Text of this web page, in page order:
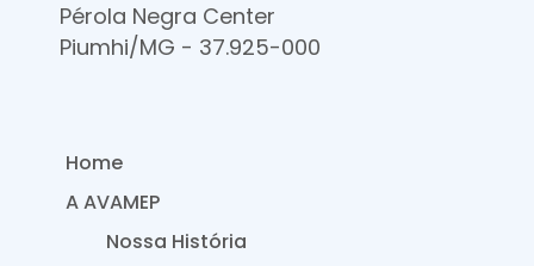
Pérola Negra Center
Piumhi/MG - 37.925-000
Home
A AVAMEP
Nossa História